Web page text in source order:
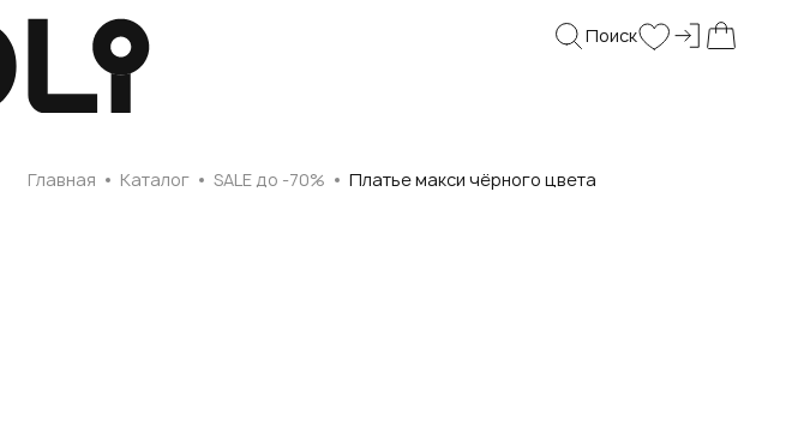
ПоискПоискWishlist Войти
Моя
Главная Каталог SALE до -70% Платье макси чёрного цвета